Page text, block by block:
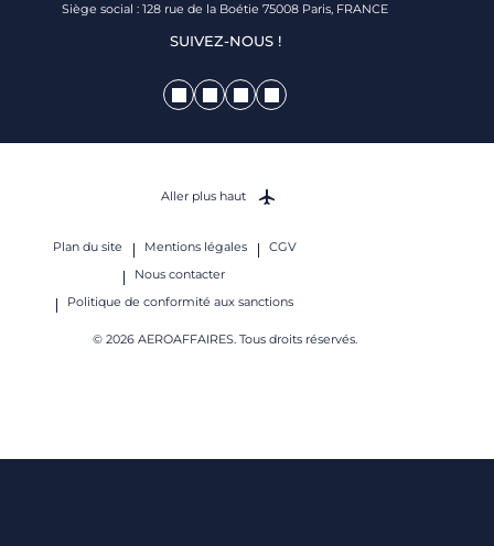
Siège social : 128 rue de la Boétie 75008 Paris, FRANCE
SUIVEZ-NOUS !
Plan du site Mentions légales
CGV
Nous contacter
Politique de conformité aux sanctions
© 2026 AEROAFFAIRES. Tous droits réservés.
Aller plus haut